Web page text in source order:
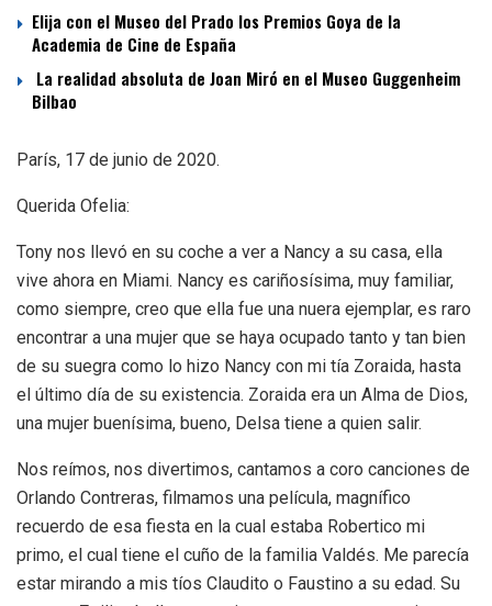
Elija con el Museo del Prado los Premios Goya de la
Academia de Cine de España
La realidad absoluta de Joan Miró en el Museo Guggenheim
Bilbao
París, 17 de junio de 2020.
Querida Ofelia:
Tony nos llevó en su coche a ver a Nancy a su casa, ella
vive ahora en Miami. Nancy es cariñosísima, muy familiar,
como siempre, creo que ella fue una nuera ejemplar, es raro
encontrar a una mujer que se haya ocupado tanto y tan bien
de su suegra como lo hizo Nancy con mi tía Zoraida, hasta
el último día de su existencia. Zoraida era un Alma de Dios,
una mujer buenísima, bueno, Delsa tiene a quien salir.
Nos reímos, nos divertimos, cantamos a coro canciones de
Orlando Contreras, filmamos una película, magnífico
recuerdo de esa fiesta en la cual estaba Robertico mi
primo, el cual tiene el cuño de la familia Valdés. Me parecía
estar mirando a mis tíos Claudito o Faustino a su edad. Su